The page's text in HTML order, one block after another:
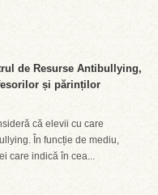
de Resurse Antibullying,
și părinților
că elevii cu care
În funcție de mediu,
care indică în cea...